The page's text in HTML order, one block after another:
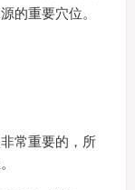
的重要穴位。
常重要的，所